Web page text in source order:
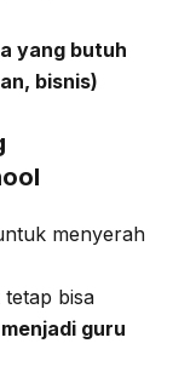
yang butuh
bisnis)
menyerah
bisa
guru